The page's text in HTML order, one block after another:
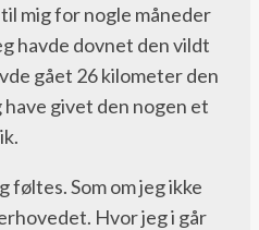
mig for nogle måneder
havde dovnet den vildt
gået 26 kilometer den
givet den nogen et
føltes. Som om jeg ikke
Hvor jeg i går